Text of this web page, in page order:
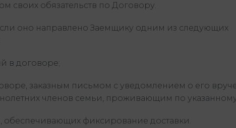
своих обязательств по Договору.
оно направлено Заемщику одним из следующих
в договоре;
заказным письмом с уведомлением о его
членов семьи, проживающим по
обеспечивающих фиксирование доставки.